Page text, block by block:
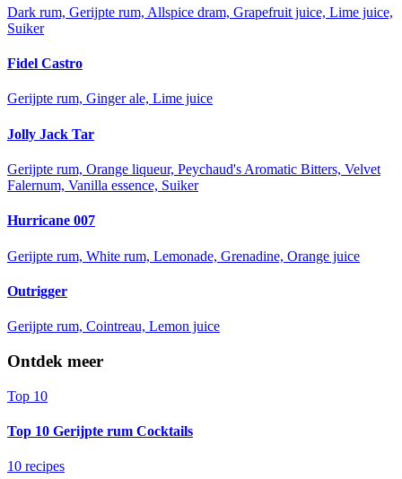
Dark rum, Gerijpte rum, Allspice dram, Grapefruit juice, Lime juice,
Suiker
Fidel Castro
Gerijpte rum, Ginger ale, Lime juice
Jolly Jack Tar
Gerijpte rum, Orange liqueur, Peychaud's Aromatic Bitters, Velvet
Falernum, Vanilla essence, Suiker
Hurricane 007
Gerijpte rum, White rum, Lemonade, Grenadine, Orange juice
Outrigger
Gerijpte rum, Cointreau, Lemon juice
Ontdek meer
Top 10
Top 10 Gerijpte rum Cocktails
10 recipes